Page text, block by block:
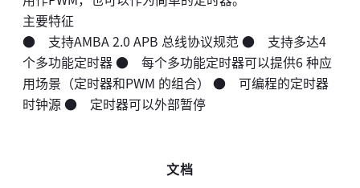
主要特征
● 支持AMBA 2.0 APB 总线协议规范 ● 支持多达4
个多功能定时器 ● 每个多功能定时器可以提供6 种应
用场景（定时器和PWM 的组合） ● 可编程的定时器
时钟源 ● 定时器可以外部暂停
文档